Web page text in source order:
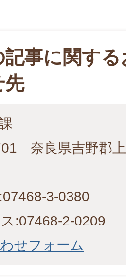
記事に関す
先
奈良県吉野郡
3-0380
:07468-2-0209
せフォーム